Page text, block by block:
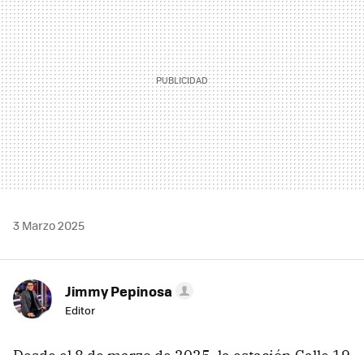
3 Marzo 2025
Jimmy Pepinosa
Editor